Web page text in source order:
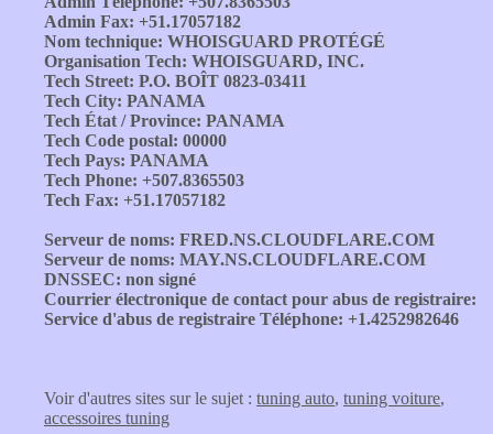
Admin Fax: +51.17057182
Nom technique: WHOISGUARD PROTÉGÉ
Organisation Tech: WHOISGUARD, INC.
Tech Street: P.O. BOÎT 0823-03411
Tech City: PANAMA
Tech État / Province: PANAMA
Tech Code postal: 00000
Tech Pays: PANAMA
Tech Phone: +507.8365503
Tech Fax: +51.17057182
Serveur de noms: FRED.NS.CLOUDFLARE.COM
Serveur de noms: MAY.NS.CLOUDFLARE.COM
DNSSEC: non signé
Courrier électronique de contact pour abus de registraire:
Service d'abus de registraire Téléphone: +1.4252982646
Voir d'autres sites sur le sujet : tuning auto, tuning voiture,
accessoires tuning